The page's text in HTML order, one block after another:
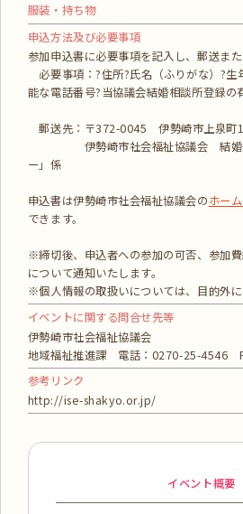
服装・持ち物
申込方法及び必要事項
参加申込書に必要事項を記入し、郵送また
必要事項：?住所?氏名（ふりがな）?生
能な電話番号?当協議会結婚相談所登録の
郵送先：〒372-0045 伊勢崎市上泉町
伊勢崎市社会福祉協議会 結婚相
ー」係
申込書は伊勢崎市社会福祉協議会のホー
できます。
※締切後、申込者への参加の可否、参加
について通知いたします。
※個人情報の取扱いについては、目的外に
イベントに関する問合せ先等
伊勢崎市社会福祉協議会
地域福祉推進課 電話：0270-25-4546
参考リンク
http://ise-shakyo.or.jp/
イベント概要